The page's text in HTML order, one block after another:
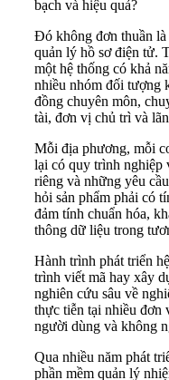
bạch và hiệu quả?
Đó không đơn thuần
quản lý hồ sơ điện tử.
một hệ thống có khả
nhiều nhóm đối tượng
đồng chuyên môn,
tài, đơn vị chủ trì và
Mỗi địa phương, mỗi
lại có quy trình nghiệp
riêng và những yêu
hỏi sản phẩm phải có
đảm tính chuẩn hóa,
thông dữ liệu trong
Hành trình phát triển
trình viết mã hay xây
nghiên cứu sâu về
thực tiễn tại nhiều đơn
người dùng và không
Qua nhiều năm phát
phần mềm quản lý